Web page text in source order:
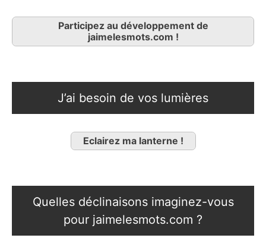
Participez au développement de
jaimelesmots.com !
J’ai besoin de vos lumières
Eclairez ma lanterne !
Quelles déclinaisons imaginez-vous
pour jaimelesmots.com ?